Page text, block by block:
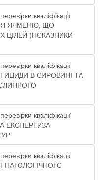
кваліфікації
ЯЧМЕНЮ, ЩО
ЦІЛЕЙ (ПОКАЗНИКИ
кваліфікації
В СИРОВИНІ ТА
кваліфікації
ЕКСПЕРТИЗА
кваліфікації
ПАТОЛОГІЧНОГО